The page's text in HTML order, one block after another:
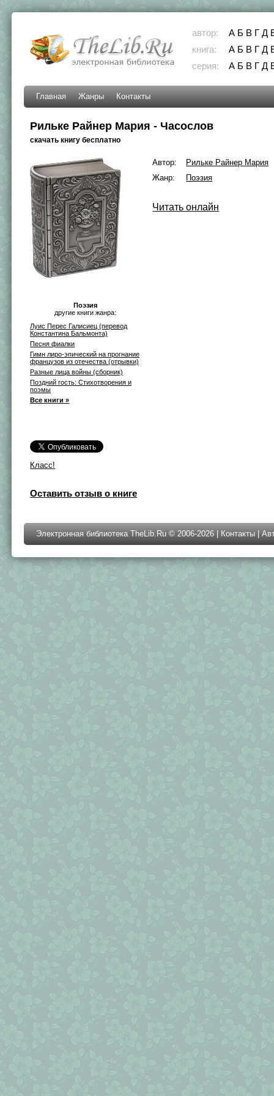
автор: А Б В Г Д
книга:
А Б В Г Д
серия:
А Б В Г Д
Главная Жанры Контакты
Рильке Райнер Мария - Часослов
скачать книгу бесплатно
Поэзия
другие книги жанра:
Луис Перес Галисиец (перевод
Константина Бальмонта)
Песня фиалки
Гимн лиро-эпический на прогнание
французов из отечества (отрывки)
Разные лица войны (сборник)
Поздний гость: Стихотворения и
поэмы
Все книги »
Класс!
Автор:
Рильке Райнер Мария
Жанр:
Поэзия
Читать онлайн
Оставить отзыв о книге
Электронная библиотека TheLib.Ru © 2006-2026 | Контакты |